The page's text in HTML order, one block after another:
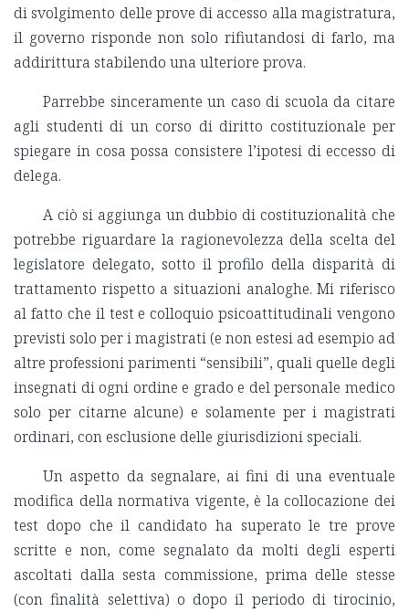
di svolgimento delle prove di accesso alla magistratura,
il governo risponde non solo rifiutandosi di farlo, ma
addirittura stabilendo una ulteriore prova.
Parrebbe sinceramente un caso di scuola da citare
agli studenti di un corso di diritto costituzionale per
spiegare in cosa possa consistere l’ipotesi di eccesso di
delega.
A ciò si aggiunga un dubbio di costituzionalità che
potrebbe riguardare la ragionevolezza della scelta del
legislatore delegato, sotto il profilo della disparità di
trattamento rispetto a situazioni analoghe. Mi riferisco
al fatto che il test e colloquio psicoattitudinali vengono
previsti solo per i magistrati (e non estesi ad esempio ad
altre professioni parimenti “sensibili”, quali quelle degli
insegnati di ogni ordine e grado e del personale medico
solo per citarne alcune) e solamente per i magistrati
ordinari, con esclusione delle giurisdizioni speciali.
Un aspetto da segnalare, ai fini di una eventuale
modifica della normativa vigente, è la collocazione dei
test dopo che il candidato ha superato le tre prove
scritte e non, come segnalato da molti degli esperti
ascoltati dalla sesta commissione, prima delle stesse
(con finalità selettiva) o dopo il periodo di tirocinio,